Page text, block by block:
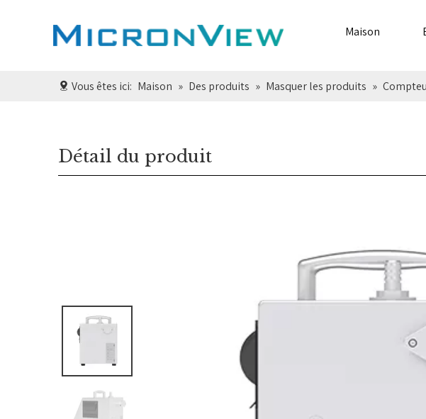
Maison
Vous êtes ici: Maison » Des produits » Masquer les produits »
Détail du produit